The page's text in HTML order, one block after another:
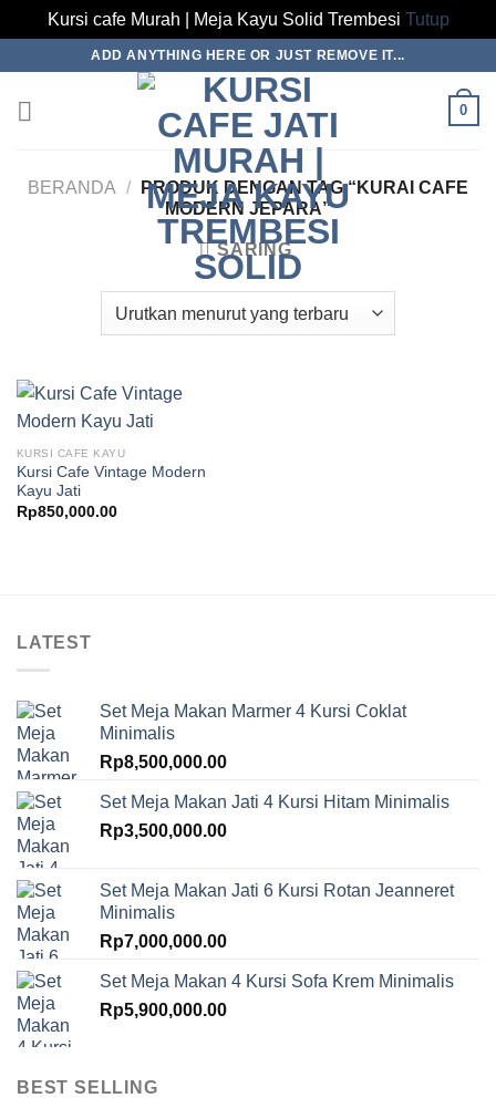
Kursi cafe Murah | Meja Kayu Solid Trembesi Tutup
content
ADD ANYTHING HERE OR JUST REMOVE IT...
0
BERANDA /
PRODUK DENGAN TAG “KURAI CAFE
MODERN JEPARA”
SARING
KURSI CAFE KAYU
Kursi Cafe Vintage Modern
Kayu Jati
Rp850,000.00
LATEST
Set Meja Makan Marmer 4 Kursi Coklat
Minimalis
Rp8,500,000.00
Set Meja Makan Jati 4 Kursi Hitam Minimalis
Rp3,500,000.00
Set Meja Makan Jati 6 Kursi Rotan Jeanneret
Minimalis
Rp7,000,000.00
Set Meja Makan 4 Kursi Sofa Krem Minimalis
Rp5,900,000.00
BEST SELLING